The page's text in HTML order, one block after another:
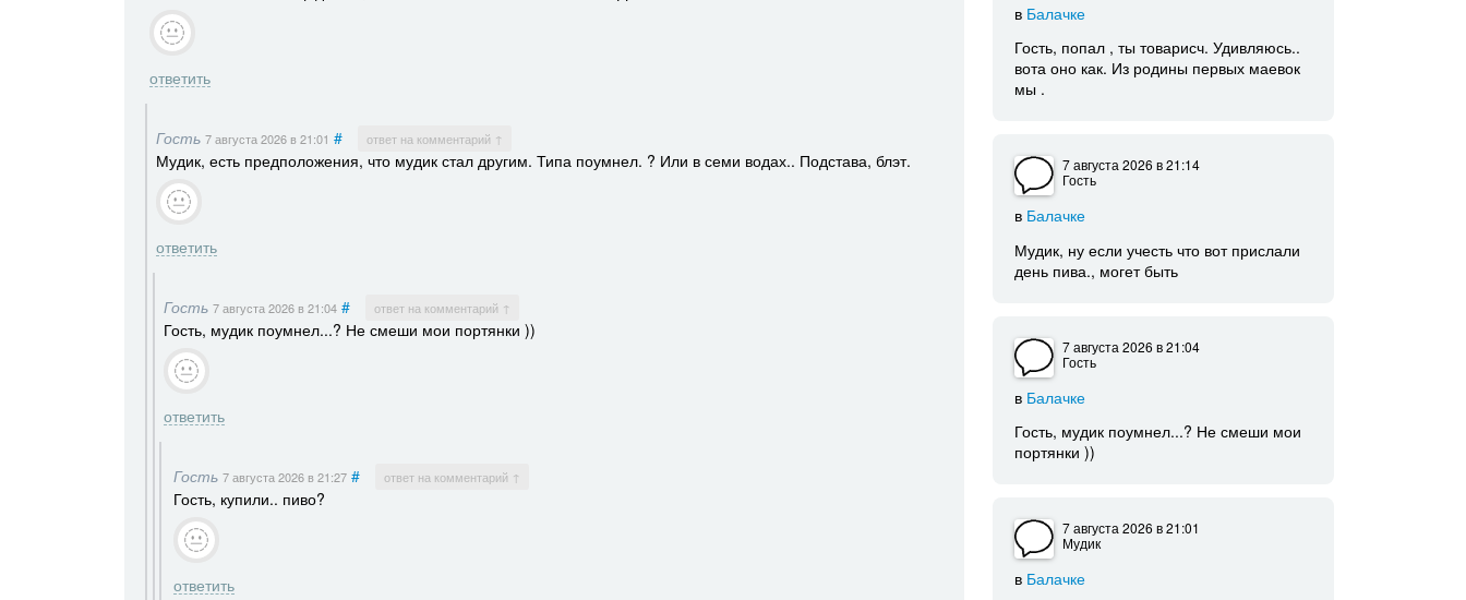
ответить
Гость 7 августа 2026 в 21:01 # ответ на комментарий ↑
Мудик, есть предположения, что мудик стал другим. Типа поумнел. ? Или в семи водах.. Подстава, блэт.
ответить
Гость 7 августа 2026 в 21:04 # ответ на комментарий ↑
Гость, мудик поумнел...? Не смеши мои портянки ))
ответить
Гость 7 августа 2026 в 21:27 # ответ на комментарий ↑
Гость, купили.. пиво?
ответить
в Балачке
Гость, попал , ты товарисч. Удивляюсь..
вота оно как. Из родины первых маевок
мы .
7 августа 2026в 21:14
Гость
в Балачке
Мудик, ну если учесть что вот прислали
день пива., могет быть
7 августа 2026в 21:04
Гость
в Балачке
Гость, мудик поумнел...? Не смеши мои
портянки ))
7 августа 2026в 21:01
Мудик
в Балачке